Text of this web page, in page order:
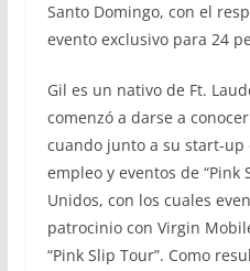
Santo Domingo, con el
evento exclusivo para 24
Gil es un nativo de Ft.
comenzó a darse a
cuando junto a su start-up
empleo y eventos de “Pink
Unidos, con los cuales
patrocinio con Virgin
“Pink Slip Tour”. Como